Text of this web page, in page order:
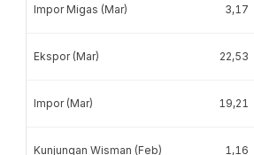
Impor Migas (Mar) 3,17
Ekspor (Mar) 22,53
Impor (Mar) 19,21
Kunjungan Wisman (Feb) 1,16